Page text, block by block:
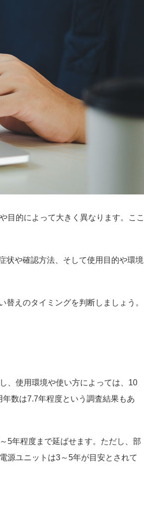
目的によって大きく異なります。ここ
状や確認方法、そして使用目的や環境
えのタイミングを判断しましょう。
、使用環境や使い方によっては、10
数は7.7年程度という調査結果もあ
5年程度まで延ばせます。ただし、部
源ユニットは3～5年が目安とされて